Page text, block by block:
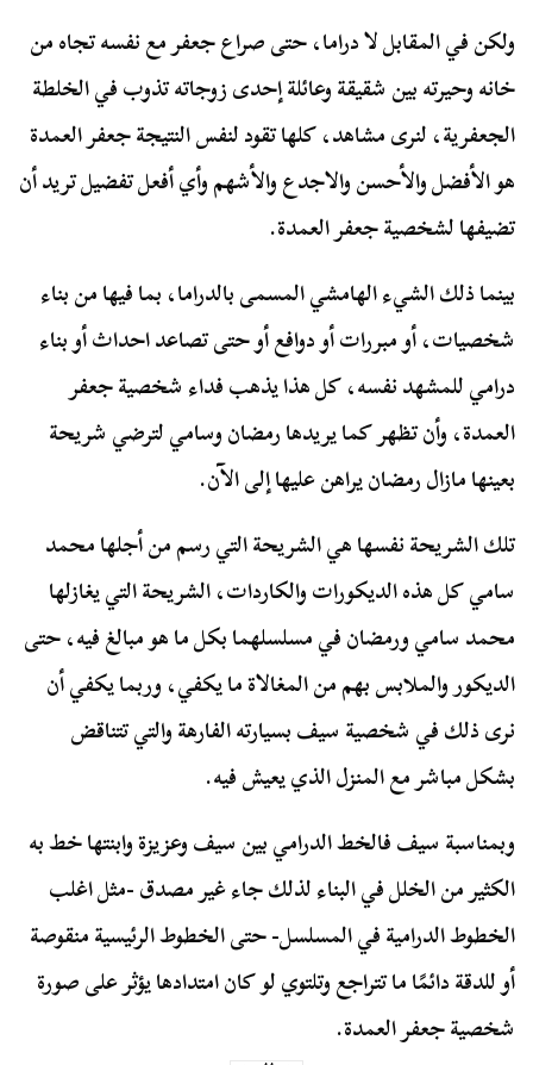
ولكن في المقابل لا دراما، حتى صراع جعفر مع نفسه تجاه من
خانه وحيرته بين شقيقة وعائلة إحدى زوجاته تذوب في الخلطة
الجعفرية، لنرى مشاهد، كلها تقود لنفس النتيجة جعفر العمدة
هو الأفضل والأحسن والاجدع والأشهم وأي أفعل تفضيل تريد أن
تضيفها لشخصية جعفر العمدة.
بينما ذلك الشيء الهامشي المسمى بالدراما، بما فيها من بناء
شخصيات، أو مبررات أو دوافع أو حتى تصاعد احداث أو بناء
درامي للمشهد نفسه، كل هذا يذهب فداء شخصية جعفر
العمدة، وأن تظهر كما يريدها رمضان وسامي لترضي شريحة
بعينها مازال رمضان يراهن عليها إلى الآن.
تلك الشريحة نفسها هي الشريحة التي رسم من أجلها محمد
سامي كل هذه الديكورات والكاردات، الشريحة التي يغازلها
محمد سامي ورمضان في مسلسلهما بكل ما هو مبالغ فيه، حتى
الديكور والملابس بهم من المغالاة ما يكفي، وربما يكفي أن
نرى ذلك في شخصية سيف بسيارته الفارهة والتي تتناقض
بشكل مباشر مع المنزل الذي يعيش فيه.
وبمناسبة سيف فالخط الدرامي بين سيف وعزيزة وابنتها خط به
الكثير من الخلل في البناء لذلك جاء غير مصدق -مثل اغلب
الخطوط الدرامية في المسلسل- حتى الخطوط الرئيسية منقوصة
أو للدقة دائمًا ما تتراجع وتلتوي لو كان امتدادها يؤثر على صورة
شخصية جعفر العمدة.